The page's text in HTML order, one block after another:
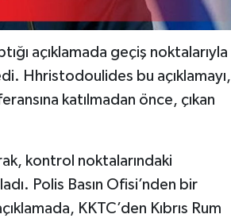
açıklamada geçiş noktalarıyla
Hhristodoulides bu açıklamayı,
katılmadan önce, çıkan
kontrol noktalarındaki
Polis Basın Ofisi’nden bir
KKTC’den Kıbrıs Rum